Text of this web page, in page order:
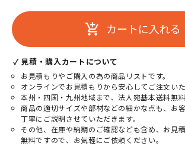
add_shopping_cart カートに入れる
✓ 見積・購入カートについて
お見積もりやご購入の為の商品リストです。
オンラインでお見積もりから安心してご注文いた
本州・四国・九州地域まで、法人宛基本送料無料
商品の適切サイズや部材などの細かな点も、お
丁寧にご説明させていただきます。
その他、在庫や納期のご確認なども含め、お見
無料ですので、お気軽にご依頼ください。